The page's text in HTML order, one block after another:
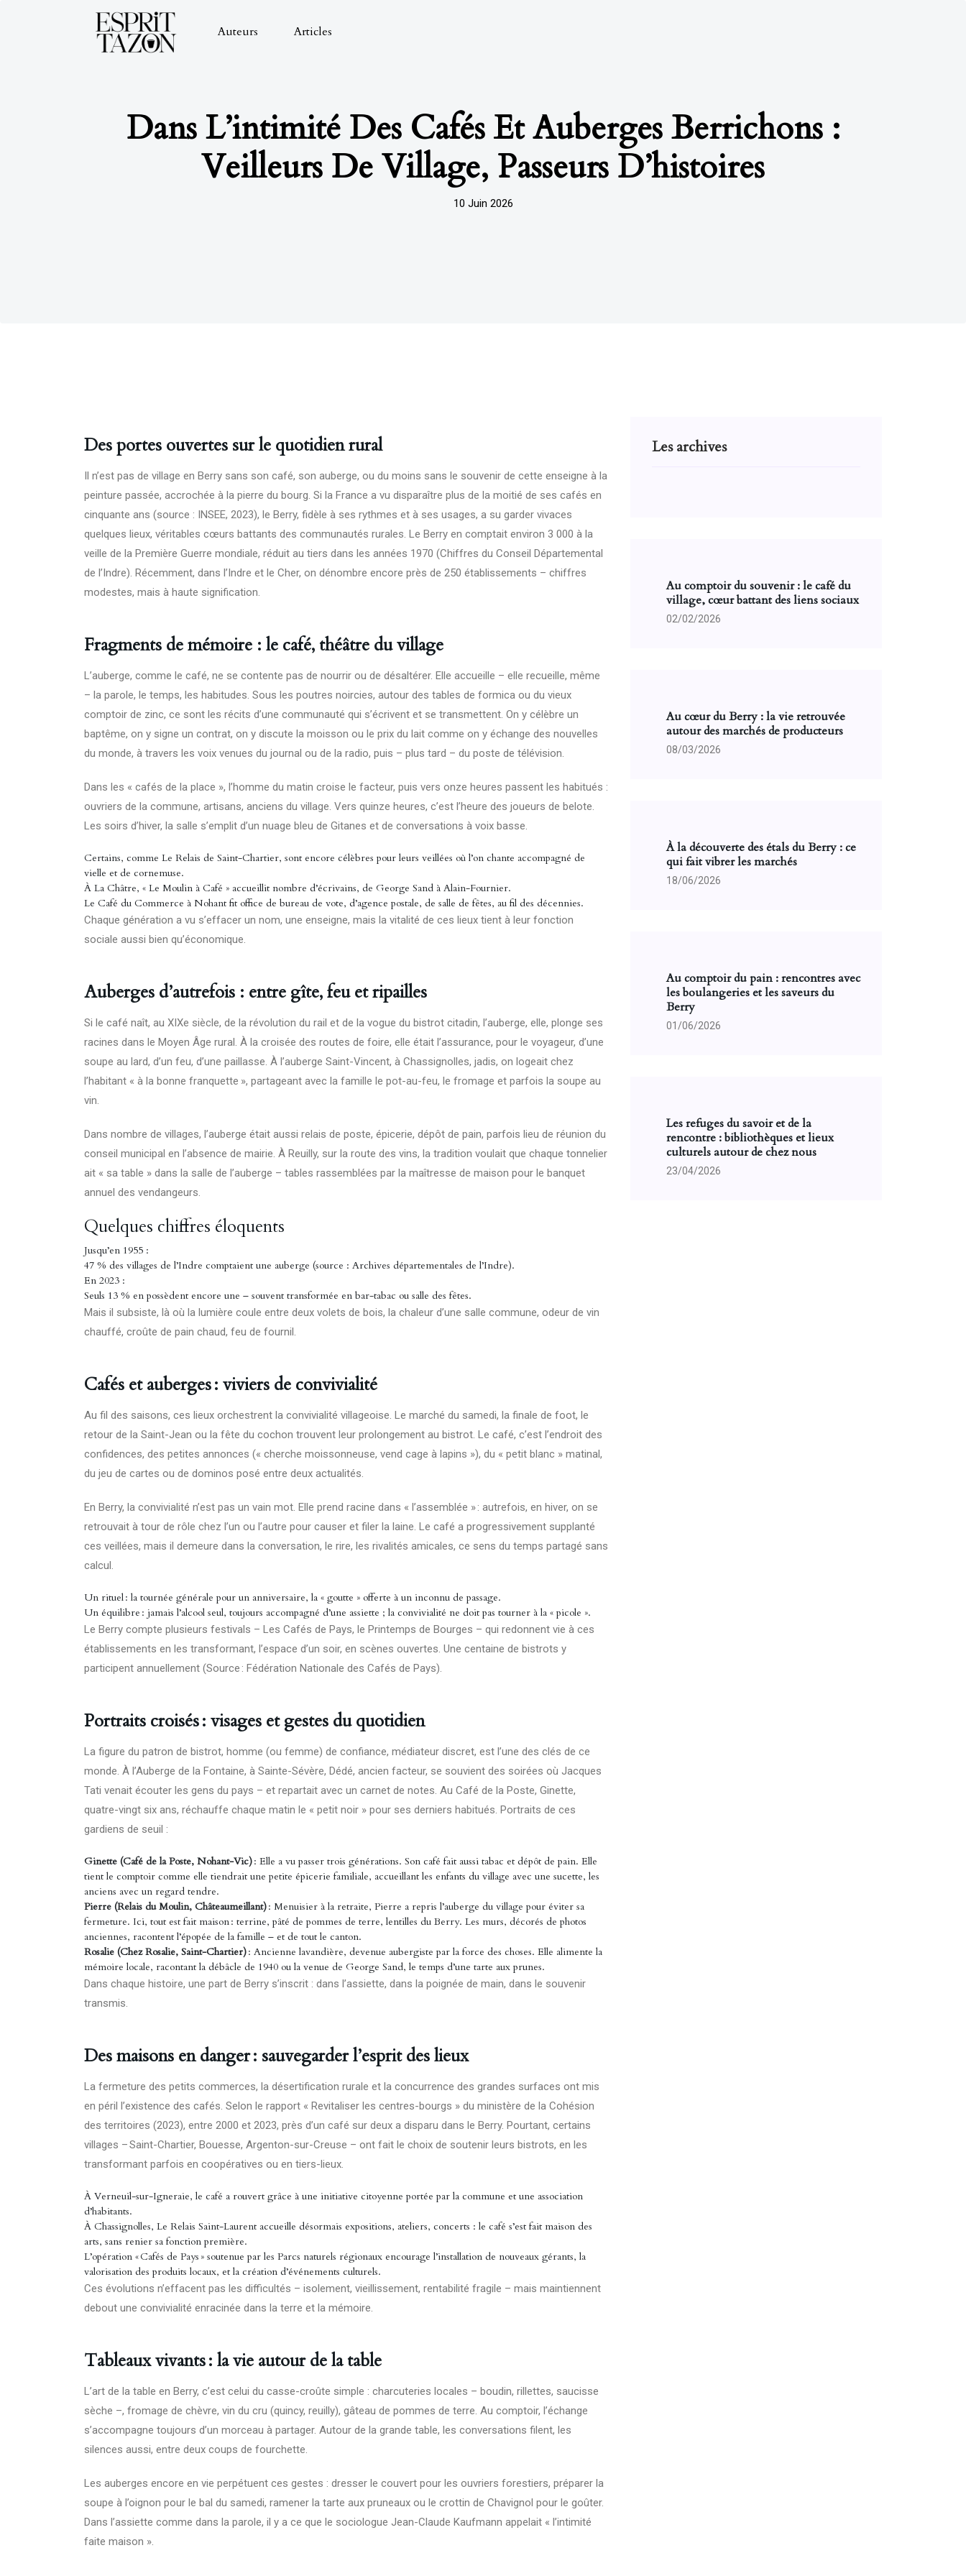
Auteurs Articles
Dans L’intimité Des Cafés Et Auberges Berrichons :
Veilleurs De Village, Passeurs D’histoires
10 Juin 2026
Des portes ouvertes sur le quotidien rural
Il n’est pas de village en Berry sans son café, son auberge, ou du moins sans le souvenir de cette enseigne à la
peinture passée, accrochée à la pierre du bourg. Si la France a vu disparaître plus de la moitié de ses cafés en
cinquante ans (source : INSEE, 2023), le Berry, fidèle à ses rythmes et à ses usages, a su garder vivaces
quelques lieux, véritables cœurs battants des communautés rurales. Le Berry en comptait environ 3 000 à la
veille de la Première Guerre mondiale, réduit au tiers dans les années 1970 (Chiffres du Conseil Départemental
de l’Indre). Récemment, dans l’Indre et le Cher, on dénombre encore près de 250 établissements – chiffres
modestes, mais à haute signification.
Fragments de mémoire : le café, théâtre du village
L’auberge, comme le café, ne se contente pas de nourrir ou de désaltérer. Elle accueille – elle recueille, même
– la parole, le temps, les habitudes. Sous les poutres noircies, autour des tables de formica ou du vieux
comptoir de zinc, ce sont les récits d’une communauté qui s’écrivent et se transmettent. On y célèbre un
baptême, on y signe un contrat, on y discute la moisson ou le prix du lait comme on y échange des nouvelles
du monde, à travers les voix venues du journal ou de la radio, puis – plus tard – du poste de télévision.
Dans les « cafés de la place », l’homme du matin croise le facteur, puis vers onze heures passent les habitués :
ouvriers de la commune, artisans, anciens du village. Vers quinze heures, c’est l’heure des joueurs de belote.
Les soirs d’hiver, la salle s’emplit d’un nuage bleu de Gitanes et de conversations à voix basse.
Certains, comme Le Relais de Saint-Chartier, sont encore célèbres pour leurs veillées où l’on chante accompagné de
vielle et de cornemuse.
À La Châtre, « Le Moulin à Café » accueillit nombre d’écrivains, de George Sand à Alain-Fournier.
Le Café du Commerce à Nohant fit office de bureau de vote, d’agence postale, de salle de fêtes, au fil des décennies.
Chaque génération a vu s’effacer un nom, une enseigne, mais la vitalité de ces lieux tient à leur fonction
sociale aussi bien qu’économique.
Auberges d’autrefois : entre gîte, feu et ripailles
Si le café naît, au XIXe siècle, de la révolution du rail et de la vogue du bistrot citadin, l’auberge, elle, plonge ses
racines dans le Moyen Âge rural. À la croisée des routes de foire, elle était l’assurance, pour le voyageur, d’une
soupe au lard, d’un feu, d’une paillasse. À l’auberge Saint-Vincent, à Chassignolles, jadis, on logeait chez
l’habitant « à la bonne franquette », partageant avec la famille le pot-au-feu, le fromage et parfois la soupe au
vin.
Dans nombre de villages, l’auberge était aussi relais de poste, épicerie, dépôt de pain, parfois lieu de réunion du
conseil municipal en l’absence de mairie. À Reuilly, sur la route des vins, la tradition voulait que chaque tonnelier
ait « sa table » dans la salle de l’auberge – tables rassemblées par la maîtresse de maison pour le banquet
annuel des vendangeurs.
Quelques chiffres éloquents
Jusqu’en 1955 :
47 % des villages de l’Indre comptaient une auberge (source : Archives départementales de l’Indre).
En 2023 :
Seuls 13 % en possèdent encore une – souvent transformée en bar-tabac ou salle des fêtes.
Mais il subsiste, là où la lumière coule entre deux volets de bois, la chaleur d’une salle commune, odeur de vin
chauffé, croûte de pain chaud, feu de fournil.
Cafés et auberges : viviers de convivialité
Au fil des saisons, ces lieux orchestrent la convivialité villageoise. Le marché du samedi, la finale de foot, le
retour de la Saint-Jean ou la fête du cochon trouvent leur prolongement au bistrot. Le café, c’est l’endroit des
confidences, des petites annonces (« cherche moissonneuse, vend cage à lapins »), du « petit blanc » matinal,
du jeu de cartes ou de dominos posé entre deux actualités.
En Berry, la convivialité n’est pas un vain mot. Elle prend racine dans « l’assemblée » : autrefois, en hiver, on se
retrouvait à tour de rôle chez l’un ou l’autre pour causer et filer la laine. Le café a progressivement supplanté
ces veillées, mais il demeure dans la conversation, le rire, les rivalités amicales, ce sens du temps partagé sans
calcul.
Un rituel : la tournée générale pour un anniversaire, la « goutte » offerte à un inconnu de passage.
Un équilibre : jamais l’alcool seul, toujours accompagné d’une assiette ; la convivialité ne doit pas tourner à la « picole ».
Le Berry compte plusieurs festivals – Les Cafés de Pays, le Printemps de Bourges – qui redonnent vie à ces
établissements en les transformant, l’espace d’un soir, en scènes ouvertes. Une centaine de bistrots y
participent annuellement (Source : Fédération Nationale des Cafés de Pays).
Portraits croisés : visages et gestes du quotidien
La figure du patron de bistrot, homme (ou femme) de confiance, médiateur discret, est l’une des clés de ce
monde. À l’Auberge de la Fontaine, à Sainte-Sévère, Dédé, ancien facteur, se souvient des soirées où Jacques
Tati venait écouter les gens du pays – et repartait avec un carnet de notes. Au Café de la Poste, Ginette,
quatre-vingt six ans, réchauffe chaque matin le « petit noir » pour ses derniers habitués. Portraits de ces
gardiens de seuil :
Ginette (Café de la Poste, Nohant-Vic): Elle a vu passer trois générations. Son café fait aussi tabac et dépôt de pain. Elle
tient le comptoir comme elle tiendrait une petite épicerie familiale, accueillant les enfants du village avec une sucette, les
anciens avec un regard tendre.
Pierre (Relais du Moulin, Châteaumeillant): Menuisier à la retraite, Pierre a repris l’auberge du village pour éviter sa
fermeture. Ici, tout est fait maison : terrine, pâté de pommes de terre, lentilles du Berry. Les murs, décorés de photos
anciennes, racontent l’épopée de la famille – et de tout le canton.
Rosalie (Chez Rosalie, Saint-Chartier): Ancienne lavandière, devenue aubergiste par la force des choses. Elle alimente la
mémoire locale, racontant la débâcle de 1940 ou la venue de George Sand, le temps d’une tarte aux prunes.
Dans chaque histoire, une part de Berry s’inscrit : dans l’assiette, dans la poignée de main, dans le souvenir
transmis.
Des maisons en danger : sauvegarder l’esprit des lieux
La fermeture des petits commerces, la désertification rurale et la concurrence des grandes surfaces ont mis
en péril l’existence des cafés. Selon le rapport « Revitaliser les centres-bourgs » du ministère de la Cohésion
des territoires (2023), entre 2000 et 2023, près d’un café sur deux a disparu dans le Berry. Pourtant, certains
villages – Saint-Chartier, Bouesse, Argenton-sur-Creuse – ont fait le choix de soutenir leurs bistrots, en les
transformant parfois en coopératives ou en tiers-lieux.
À Verneuil-sur-Igneraie, le café a rouvert grâce à une initiative citoyenne portée par la commune et une association
d’habitants.
À Chassignolles, Le Relais Saint-Laurent accueille désormais expositions, ateliers, concerts : le café s’est fait maison des
arts, sans renier sa fonction première.
L’opération « Cafés de Pays » soutenue par les Parcs naturels régionaux encourage l’installation de nouveaux gérants, la
valorisation des produits locaux, et la création d’événements culturels.
Ces évolutions n’effacent pas les difficultés – isolement, vieillissement, rentabilité fragile – mais maintiennent
debout une convivialité enracinée dans la terre et la mémoire.
Tableaux vivants : la vie autour de la table
L’art de la table en Berry, c’est celui du casse-croûte simple : charcuteries locales – boudin, rillettes, saucisse
sèche –, fromage de chèvre, vin du cru (quincy, reuilly), gâteau de pommes de terre. Au comptoir, l’échange
s’accompagne toujours d’un morceau à partager. Autour de la grande table, les conversations filent, les
silences aussi, entre deux coups de fourchette.
Les auberges encore en vie perpétuent ces gestes : dresser le couvert pour les ouvriers forestiers, préparer la
soupe à l’oignon pour le bal du samedi, ramener la tarte aux pruneaux ou le crottin de Chavignol pour le goûter.
Dans l’assiette comme dans la parole, il y a ce que le sociologue Jean-Claude Kaufmann appelait « l’intimité
faite maison ».
Les archives
Au comptoir du souvenir : le café du
village, cœur battant des liens sociaux
02/02/2026
Au cœur du Berry : la vie retrouvée
autour des marchés de producteurs
08/03/2026
À la découverte des étals du Berry : ce
qui fait vibrer les marchés
18/06/2026
Au comptoir du pain : rencontres avec
les boulangeries et les saveurs du
Berry
01/06/2026
Les refuges du savoir et de la
rencontre : bibliothèques et lieux
culturels autour de chez nous
23/04/2026